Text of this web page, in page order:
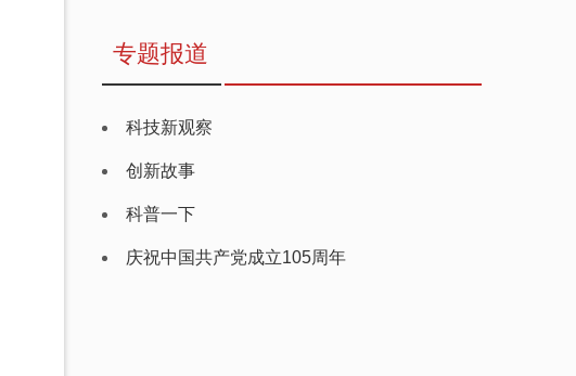
专题报道
科技新观察
创新故事
科普一下
庆祝中国共产党成立105周年